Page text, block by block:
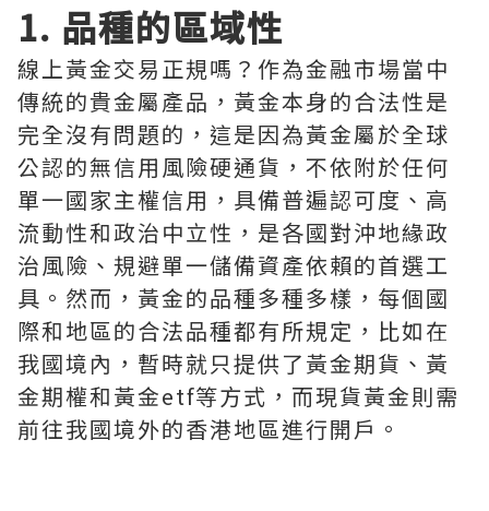
1. 品種的區域性
線上黃金交易正規嗎？作為金融市場當中
傳統的貴金屬產品，黃金本身的合法性是
完全沒有問題的，這是因為黃金屬於全球
公認的無信用風險硬通貨，不依附於任何
單一國家主權信用，具備普遍認可度、高
流動性和政治中立性，是各國對沖地緣政
治風險、規避單一儲備資產依賴的首選工
具。然而，黃金的品種多種多樣，每個國
際和地區的合法品種都有所規定，比如在
我國境內，暫時就只提供了黃金期貨、黃
金期權和黃金etf等方式，而現貨黃金則需
前往我國境外的香港地區進行開戶。